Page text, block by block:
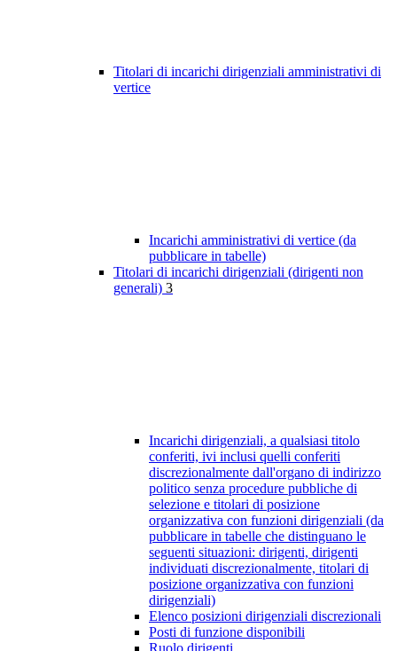
Titolari di incarichi dirigenziali amministrativi di
vertice
Incarichi amministrativi di vertice (da
pubblicare in tabelle)
Titolari di incarichi dirigenziali (dirigenti non
generali) 3
Incarichi dirigenziali, a qualsiasi titolo
conferiti, ivi inclusi quelli conferiti
discrezionalmente dall'organo di indirizzo
politico senza procedure pubbliche di
selezione e titolari di posizione
organizzativa con funzioni dirigenziali (da
pubblicare in tabelle che distinguano le
seguenti situazioni: dirigenti, dirigenti
individuati discrezionalmente, titolari di
posizione organizzativa con funzioni
dirigenziali)
Elenco posizioni dirigenziali discrezionali
Posti di funzione disponibili